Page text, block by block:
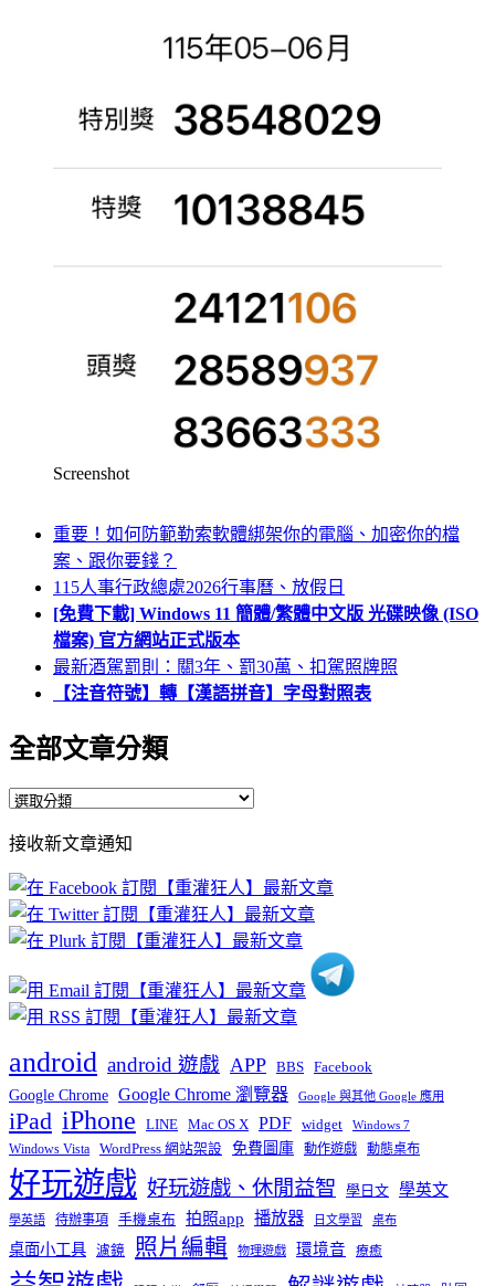
Screenshot
重要！如何防範勒索軟體綁架你的電腦、加密你的檔
案、跟你要錢？
115人事行政總處2026行事曆、放假日
[免費下載] Windows 11 簡體/繁體中文版 光碟映像 (ISO
檔案) 官方網站正式版本
最新酒駕罰則：關3年、罰30萬、扣駕照牌照
【注音符號】轉【漢語拼音】字母對照表
全部文章分類
全
文
章
分
類
接收新文章通知
android android 遊戲 APP BBS Facebook
Google Chrome Google Chrome 瀏覽器 Google 與其他 Google 應用
iPad iPhone LINE Mac OS X PDF widget Windows 7
Windows Vista WordPress 網站架設 免費圖庫 動作遊戲 動態桌布
好玩遊戲 好玩遊戲、休閒益智 學日文 學英文
學英語 待辦事項 手機桌布 拍照app 播放器 日文學習 桌布
桌面小工具 濾鏡 照片編輯 物理遊戲 環境音 療癒